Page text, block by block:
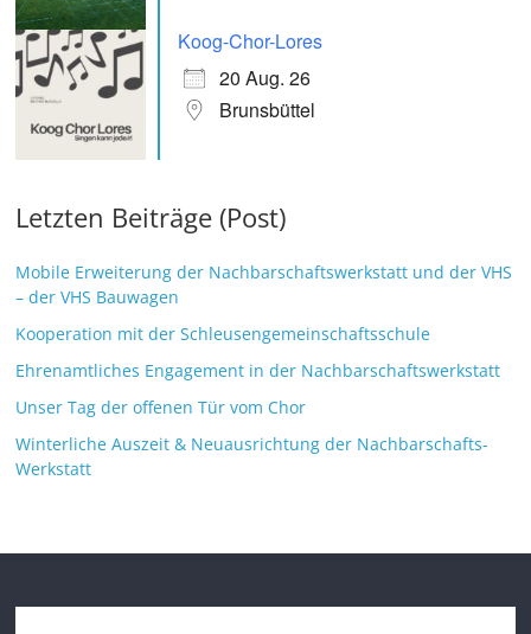
Koog-Chor-Lores
20 Aug. 26
Brunsbüttel
Letzten Beiträge (Post)
Mobile Erweiterung der Nachbarschaftswerkstatt und der VHS
– der VHS Bauwagen
Kooperation mit der Schleusengemeinschaftsschule
Ehrenamtliches Engagement in der Nachbarschaftswerkstatt
Unser Tag der offenen Tür vom Chor
Winterliche Auszeit & Neuausrichtung der Nachbarschafts-
Werkstatt